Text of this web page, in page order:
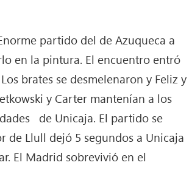
partido del de Azuqueca a
en la pintura. El encuentro entró
brates se desmelenaron y Feliz y
y Carter mantenían a los
de Unicaja. El partido se
de Llull dejó 5 segundos a Unicaja
El Madrid sobrevivió en el